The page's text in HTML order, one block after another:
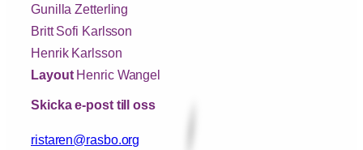
Gunilla Zetterling
Britt Sofi Karlsson
Henrik Karlsson
LayoutHenric Wangel
Skicka e-post till oss
ristaren@rasbo.org